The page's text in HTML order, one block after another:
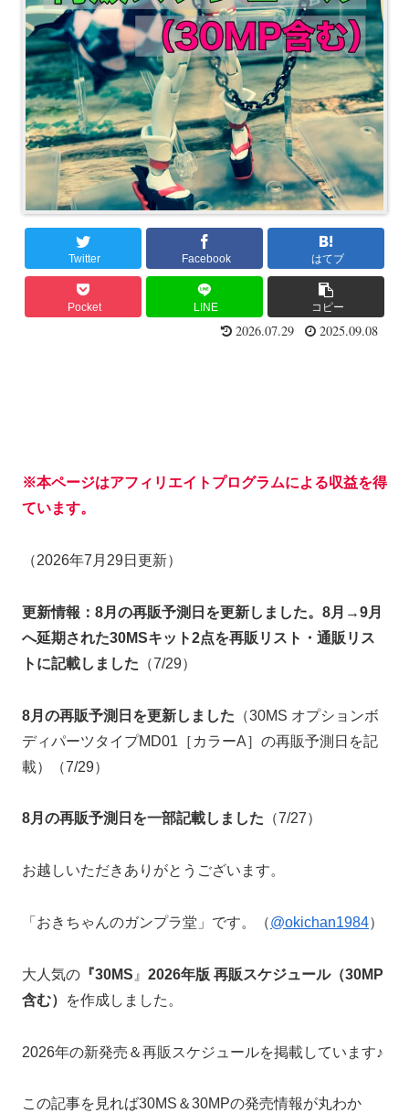
Twitter Facebook はてブ
Pocket LINE コピー
2026.07.29 2025.09.08
※本ページはアフィリエイトプログラムによる収益を得
ています。
（2026年7月29日更新）
更新情報：8月の再販予測日を更新しました。8月→9月
へ延期された30MSキット2点を再販リスト・通販リス
トに記載しました （7/29）
8月の再販予測日を更新しました （30MS オプションボ
ディパーツタイプMD01［カラーA］の再販予測日を記
載）（7/29）
8月の再販予測日を一部記載しました （7/27）
お越しいただきありがとうございます。
「おきちゃんのガンプラ堂」です。（@okichan1984）
大人気の 『30MS 』 2026年版 再販スケジュール（30MP
含む）
を作成しました。
2026年の新発売＆再販スケジュールを掲載しています♪
この記事を見れば30MS＆30MPの発売情報が丸わか